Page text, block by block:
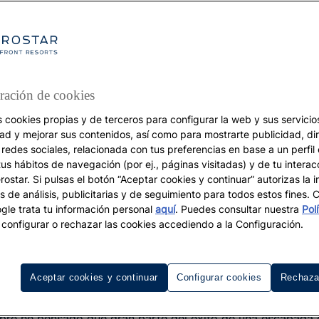
VACACIONES
Viajar solo
qué me gusta viajar
compañía
todas las formas posibles: en pareja, con amigos, en
de cookies
cookies propias y de terceros para configurar la web y sus
y mejorar sus contenidos, así como para mostrarte publicidad,
sociales, relacionada con tus preferencias en base a un perfil
hábitos de navegación (por ej., páginas visitadas) y de tu
Si pulsas el botón “Aceptar cookies y continuar” autorizas la
de análisis, publicitarias y de seguimiento para todos estos fines.
trata tu información personal aquí. Puedes consultar nuestra
o rechazar las cookies accediendo a la Configuración.
Configurar cookies
Aceptar cookies y continuar